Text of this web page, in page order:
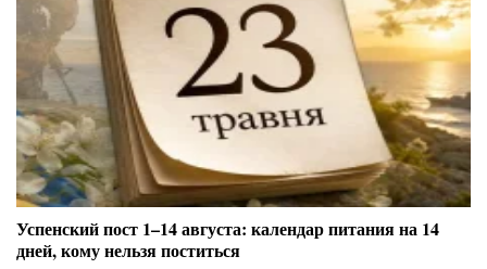
Успенский пост 1–14 августа: календар питания на 14
дней, кому нельзя поститься